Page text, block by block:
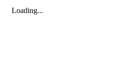
Loading...